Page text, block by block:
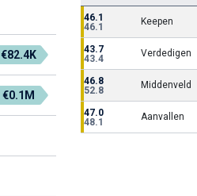
€82.4K
€0.1M
46.1
46.1
Keepen
43.7
43.4
Verdedigen
46.8
52.8
Middenveld
47.0
48.1
Aanvallen